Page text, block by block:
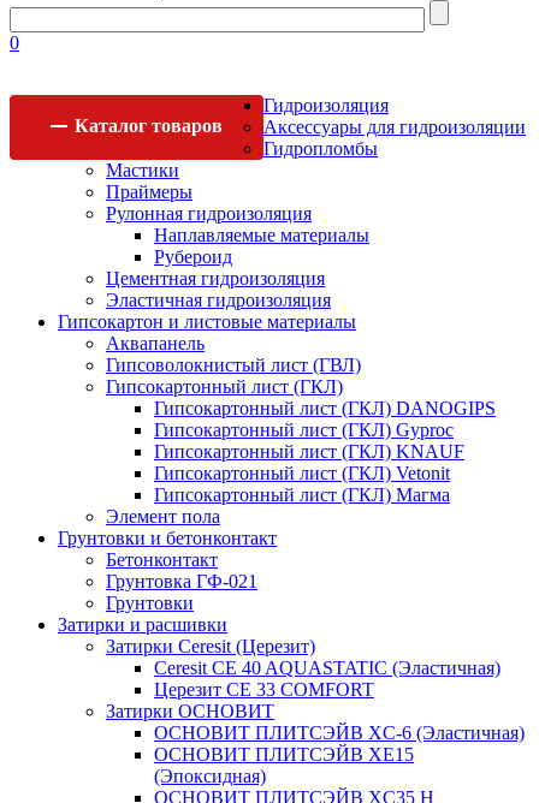
0
Каталог товаров
Гидроизоляция
Аксессуары для гидроизоляции
Гидропломбы
Мастики
Праймеры
Рулонная гидроизоляция
Наплавляемые материалы
Рубероид
Цементная гидроизоляция
Эластичная гидроизоляция
Гипсокартон и листовые материалы
Аквапанель
Гипсоволокнистый лист (ГВЛ)
Гипсокартонный лист (ГКЛ)
Гипсокартонный лист (ГКЛ) DANOGIPS
Гипсокартонный лист (ГКЛ) Gyproc
Гипсокартонный лист (ГКЛ) KNAUF
Гипсокартонный лист (ГКЛ) Vetonit
Гипсокартонный лист (ГКЛ) Магма
Элемент пола
Грунтовки и бетонконтакт
Бетонконтакт
Грунтовка ГФ-021
Грунтовки
Затирки и расшивки
Затирки Ceresit (Церезит)
Ceresit CE 40 AQUASTATIC (Эластичная)
Церезит CE 33 COMFORT
Затирки ОСНОВИТ
ОСНОВИТ ПЛИТСЭЙВ XC-6 (Эластичная)
ОСНОВИТ ПЛИТСЭЙВ XЕ15
(Эпоксидная)
ОСНОВИТ ПЛИТСЭЙВ XС35 Н